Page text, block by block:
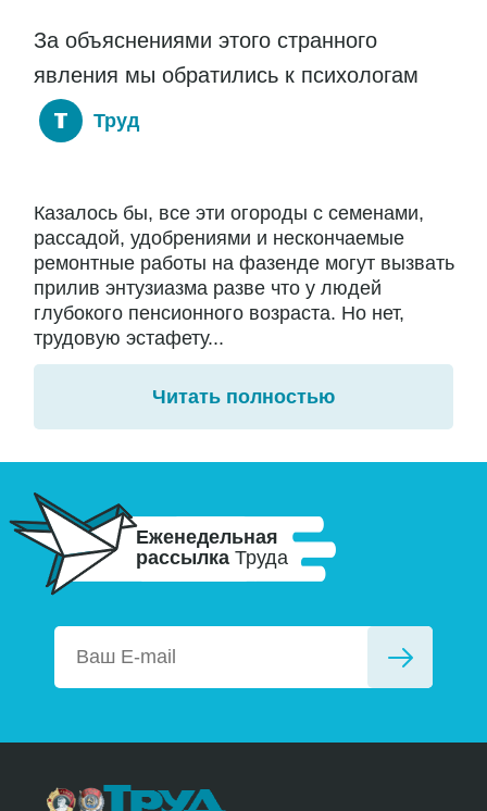
За объяснениями этого странного
явления мы обратились к психологам
Труд
Казалось бы, все эти огороды с семенами,
рассадой, удобрениями и нескончаемые
ремонтные работы на фазенде могут вызвать
прилив энтузиазма разве что у людей
глубокого пенсионного возраста. Но нет,
трудовую эстафету...
Читать полностью
Еженедельная
рассылка Труда